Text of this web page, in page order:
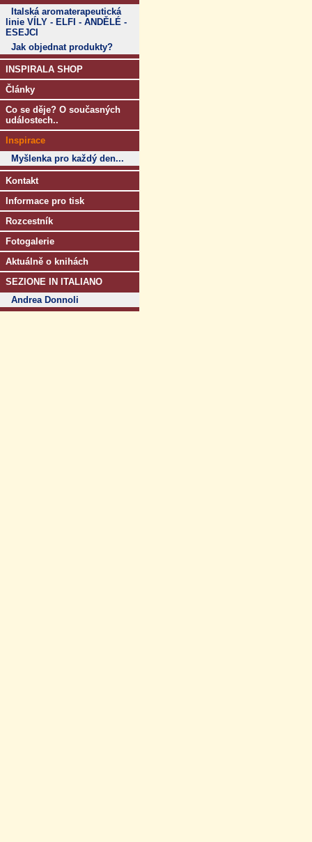
Italská aromaterapeutická
linie VÍLY - ELFI - ANDĚLÉ -
ESEJCI
Jak objednat produkty?
INSPIRALA SHOP
Články
Co se děje? O současných
událostech..
Inspirace
Myšlenka pro každý den...
Kontakt
Informace pro tisk
Rozcestník
Fotogalerie
Aktuálně o knihách
SEZIONE IN ITALIANO
Andrea Donnoli